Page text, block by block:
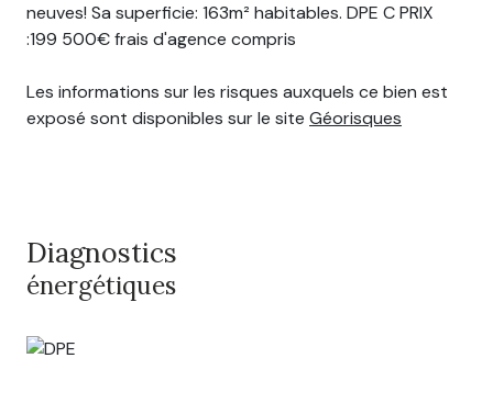
neuves! Sa superficie: 163m² habitables. DPE C PRIX
:199 500€ frais d'agence compris
Les informations sur les risques auxquels ce bien est
exposé sont disponibles sur le site Géorisques
Diagnostics
énergétiques